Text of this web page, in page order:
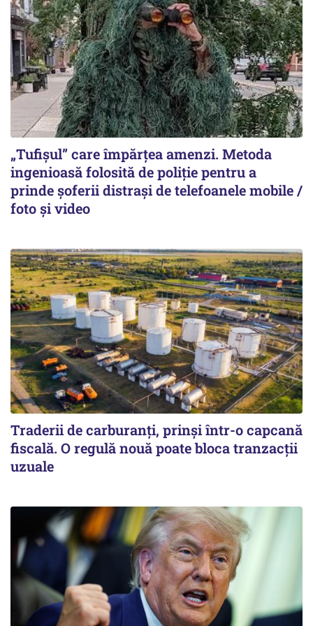
„Tufișul” care împărțea amenzi. Metoda
ingenioasă folosită de poliție pentru a
prinde șoferii distrași de telefoanele mobile /
foto și video
Traderii de carburanți, prinși într-o capcană
fiscală. O regulă nouă poate bloca tranzacții
uzuale